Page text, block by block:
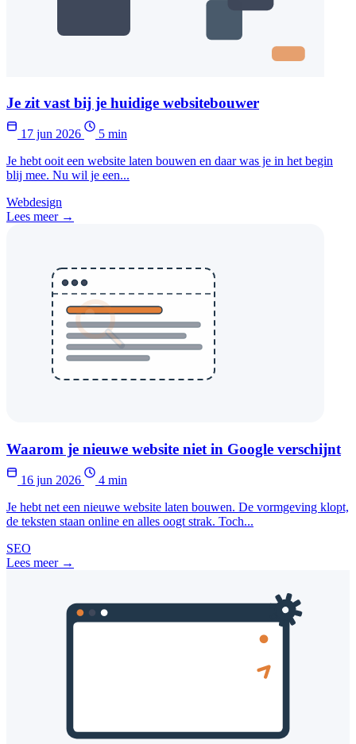
Je zit vast bij je huidige websitebouwer
17 jun 2026
5 min
Je hebt ooit een website laten bouwen en daar was je in het begin
blij mee. Nu wil je een...
Webdesign
Lees meer →
Waarom je nieuwe website niet in Google verschijnt
16 jun 2026
4 min
Je hebt net een nieuwe website laten bouwen. De vormgeving klopt,
de teksten staan online en alles oogt strak. Toch...
SEO
Lees meer →